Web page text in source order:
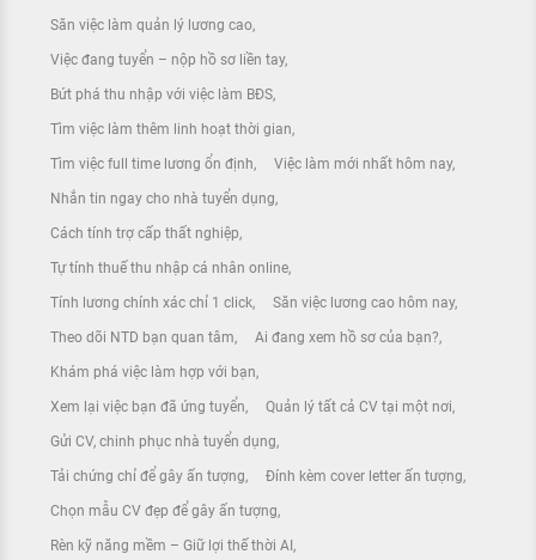
Săn việc làm quản lý lương cao
Việc đang tuyển – nộp hồ sơ liền tay
Bứt phá thu nhập với việc làm BĐS
Tìm việc làm thêm linh hoạt thời gian
Tìm việc full time lương ổn định Việc làm mới nhất hôm nay
Nhắn tin ngay cho nhà tuyển dụng
Cách tính trợ cấp thất nghiệp
Tự tính thuế thu nhập cá nhân online
Tính lương chính xác chỉ 1 click Săn việc lương cao hôm nay
Theo dõi NTD bạn quan tâm Ai đang xem hồ sơ của bạn?
Khám phá việc làm hợp với bạn
Xem lại việc bạn đã ứng tuyển Quản lý tất cả CV tại một nơi
Gửi CV, chinh phục nhà tuyển dụng
Tải chứng chỉ để gây ấn tượng Đính kèm cover letter ấn tượng
Chọn mẫu CV đẹp để gây ấn tượng
Rèn kỹ năng mềm – Giữ lợi thế thời AI